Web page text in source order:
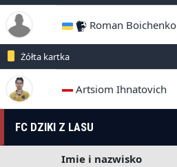
Roman Boichenko
Żółta kartka
Artsiom Ihnatovich
FC DZIKI Z LASU
Imie i nazwisko